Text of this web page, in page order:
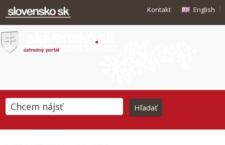
Kontakt English